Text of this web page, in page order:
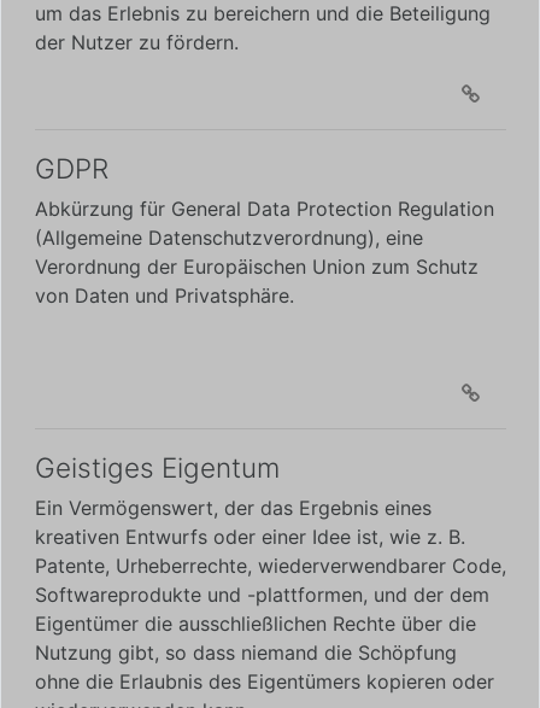
um das Erlebnis zu bereichern und die Beteiligung
der Nutzer zu fördern.
GDPR
Abkürzung für General Data Protection Regulation
(Allgemeine Datenschutzverordnung), eine
Verordnung der Europäischen Union zum Schutz
von Daten und Privatsphäre.
Geistiges Eigentum
Ein Vermögenswert, der das Ergebnis eines
kreativen Entwurfs oder einer Idee ist, wie z. B.
Patente, Urheberrechte, wiederverwendbarer Code,
Softwareprodukte und -plattformen, und der dem
Eigentümer die ausschließlichen Rechte über die
Nutzung gibt, so dass niemand die Schöpfung
ohne die Erlaubnis des Eigentümers kopieren oder